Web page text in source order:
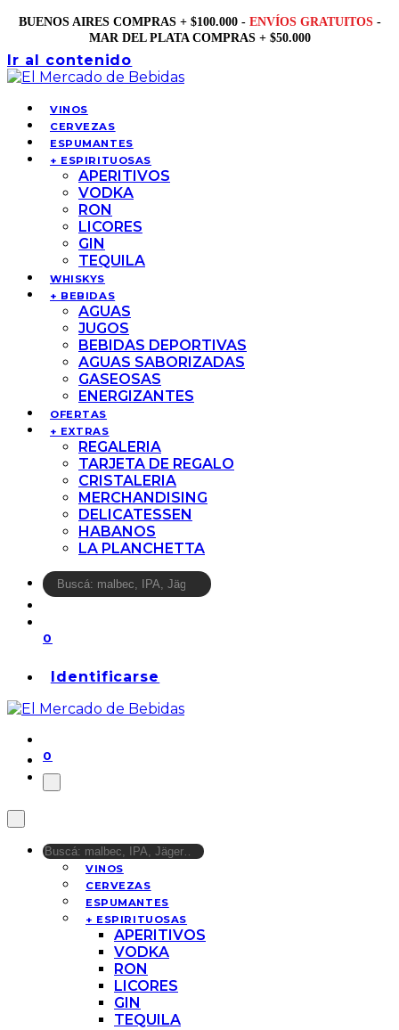
BUENOS AIRES COMPRAS + $100.000 - ENVÍOS GRATUITOS -
MAR DEL PLATA COMPRAS + $50.000
Ir al contenido
VINOS
CERVEZAS
ESPUMANTES
+ ESPIRITUOSAS
APERITIVOS
VODKA
RON
LICORES
GIN
TEQUILA
WHISKYS
+ BEBIDAS
AGUAS
JUGOS
BEBIDAS DEPORTIVAS
AGUAS SABORIZADAS
GASEOSAS
ENERGIZANTES
OFERTAS
+ EXTRAS
REGALERIA
TARJETA DE REGALO
CRISTALERIA
MERCHANDISING
DELICATESSEN
HABANOS
LA PLANCHETTA
0
Identificarse
0
VINOS
CERVEZAS
ESPUMANTES
+ ESPIRITUOSAS
APERITIVOS
VODKA
RON
LICORES
GIN
TEQUILA